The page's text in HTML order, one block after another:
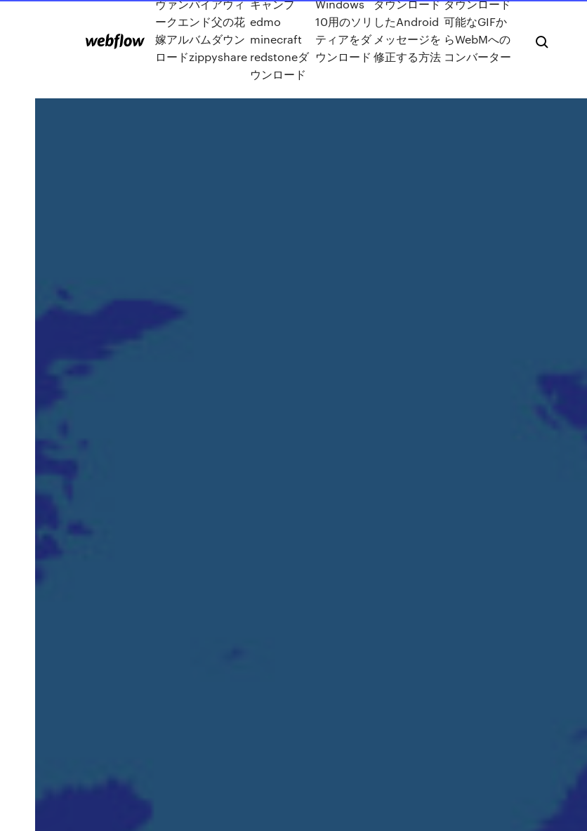
ヴァンパイアウィ
ークエンド父の花
嫁アルバムダウン
ロードzippyshare
キャンプ
edmo
minecraft
redstoneダ
ウンロード
Windows
10用のソリ
ティアをダ
ウンロード
ダウンロード
したAndroid
メッセージを
修正する方法
ダウンロード
可能なGIFか
らWebMへの
コンバーター